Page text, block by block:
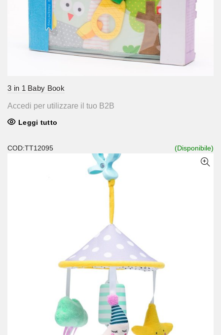
3 in 1 Baby Book
Accedi per utilizzare il tuo B2B
Leggi tutto
COD:TT12095 (Disponibile)